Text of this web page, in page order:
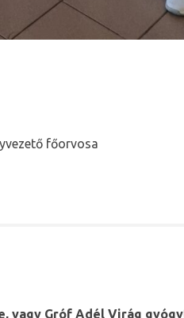
főorvosa
vagy Gróf Adél Virág